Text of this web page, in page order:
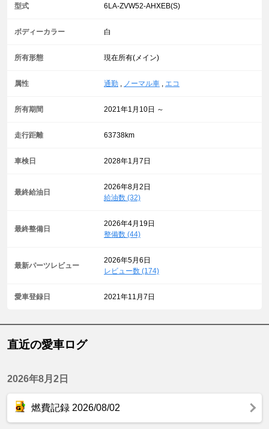
型式 6LA-ZVW52-AHXEB(S)
ボディーカラー 白
所有形態 現在所有(メイン)
属性 通勤 ノーマル車 エコ
所有期間 2021年1月10日 ～
走行距離 63738km
車検日 2028年1月7日
最終給油日
2026年8月2日
給油数 (32)
最終整備日
2026年4月19日
整備数 (44)
最新パーツレビュー
2026年5月6日
レビュー数 (174)
愛車登録日 2021年11月7日
直近の愛車ログ
2026年8月2日
燃費記録 2026/08/02